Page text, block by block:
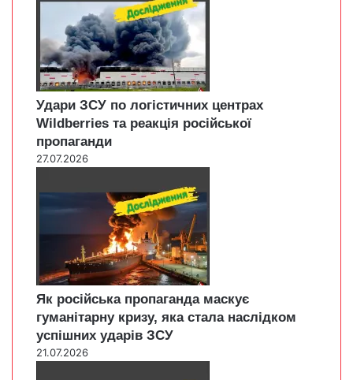
Удари ЗСУ по логістичних центрах
Wildberries та реакція російської
пропаганди
27.07.2026
Як російська пропаганда маскує
гуманітарну кризу, яка стала наслідком
успішних ударів ЗСУ
21.07.2026